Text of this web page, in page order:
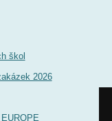
škol
2026